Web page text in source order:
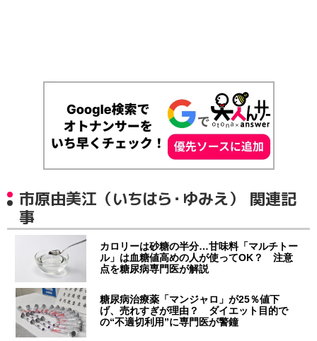
市原由美江（いちはら・ゆみえ） 関連記
事
カロリーは砂糖の半分…甘味料「マルチトー
ル」は血糖値高めの人が使ってOK？ 注意
点を糖尿病専門医が解説
糖尿病治療薬「マンジャロ」が25％値下
げ、売れすぎが理由？ ダイエット目的で
の“不適切利用”に専門医が警鐘